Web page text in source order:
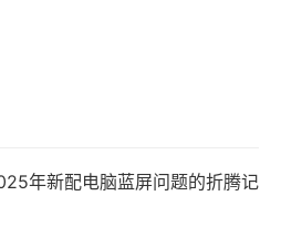
年新配电脑蓝屏问题的折腾记